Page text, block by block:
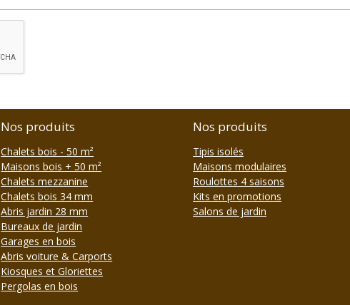
Nos produits
Chalets bois - 50 m²
Maisons bois + 50 m²
Chalets mezzanine
Chalets bois 34 mm
Abris jardin 28 mm
Bureaux de jardin
Garages en bois
Abris voiture & Carports
Kiosques et Gloriettes
Pergolas en bois
Nos produits
Tipis isolés
Maisons modulaires
Roulottes 4 saisons
Kits en promotions
Salons de jardin